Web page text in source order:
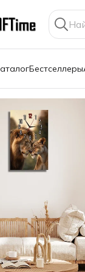
Бестселлеры